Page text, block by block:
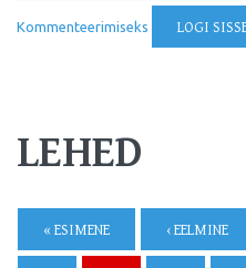
Kommenteerimiseks LOGI
LEHED
« ESIMENE ‹ EELMINE